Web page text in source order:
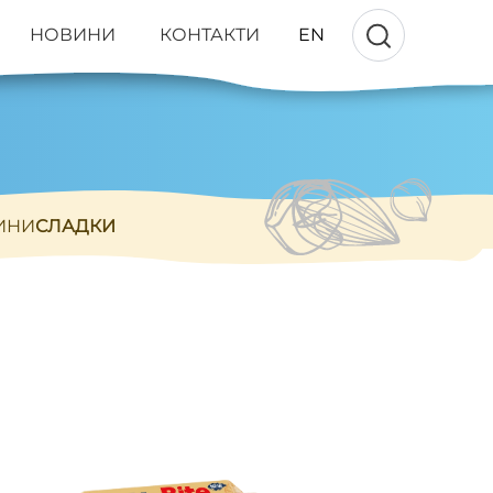
НОВИНИ КОНТАКТИ EN
СЛАДКИ